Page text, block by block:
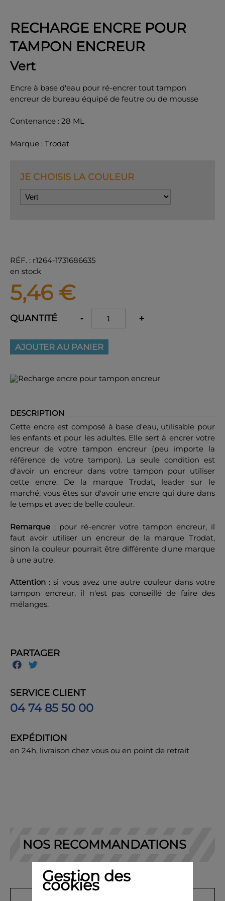
RECHARGE ENCRE POUR
TAMPON ENCREUR
Vert
Encre à base d'eau pour ré-encrer tout tampon
encreur de bureau équipé de feutre ou de mousse
Contenance : 28 ML
Marque : Trodat
JE CHOISIS LA COULEUR
RÉF. : r1264-1731686635
en stock
5,46 €
QUANTITÉ - +
AJOUTER AU PANIER
DESCRIPTION
Cette encre est composé à base d'eau, utilisable pour
les enfants et pour les adultes. Elle sert à encrer votre
encreur de votre tampon encreur (peu importe la
référence de votre tampon). La seule condition est
d'avoir un encreur dans votre tampon pour utiliser
cette encre. De la marque Trodat, leader sur le
marché, vous êtes sur d'avoir une encre qui dure dans
le temps et avec de belle couleur.
Remarque : pour ré-encrer votre tampon encreur, il
faut avoir utiliser un encreur de la marque Trodat,
sinon la couleur pourrait être différente d'une marque
à une autre.
Attention : si vous avez une autre couleur dans votre
tampon encreur, il n'est pas conseillé de faire des
mélanges.
PARTAGER
SERVICE CLIENT
04 74 85 50 00
EXPÉDITION
en 24h, livraison chez vous ou en point de retrait
NOS RECOMMANDATIONS
OK
Gestion des
cookies